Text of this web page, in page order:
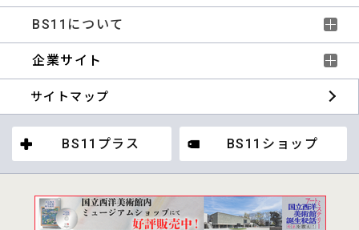
BS11について
企業サイト
サイトマップ
BS11プラス BS11ショップ